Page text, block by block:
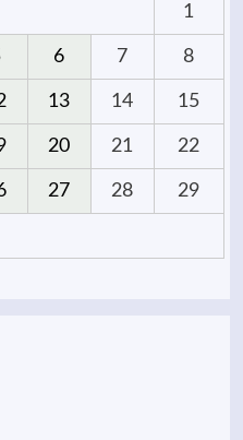
1
6 7 8
13 14 15
20 21 22
27 28 29